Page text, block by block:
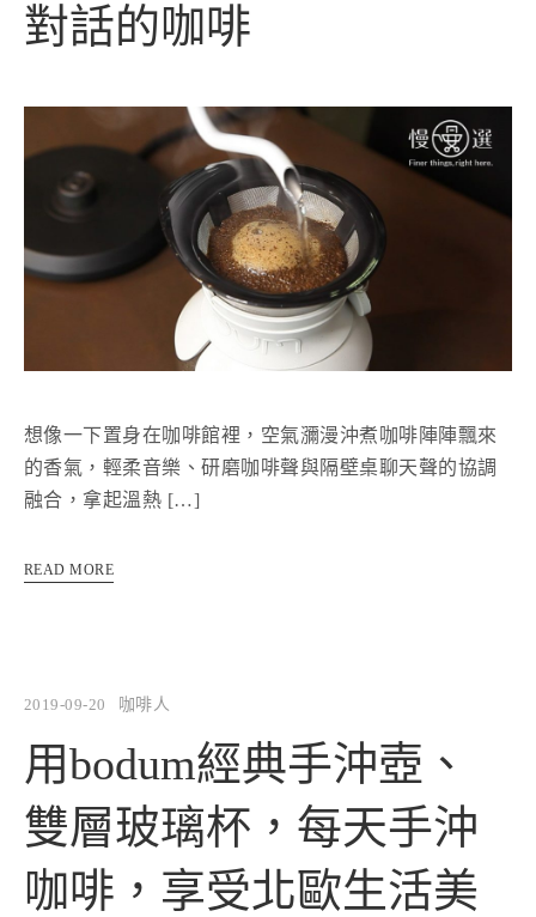
對話的咖啡
想像一下置身在咖啡館裡，空氣瀰漫沖煮咖啡陣陣飄來
的香氣，輕柔音樂、研磨咖啡聲與隔壁桌聊天聲的協調
融合，拿起溫熱 […]
READ MORE
2019-09-20 咖啡人
用bodum經典手沖壺、
雙層玻璃杯，每天手沖
咖啡，享受北歐生活美